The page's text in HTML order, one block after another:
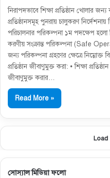
নিরাপদভাবে শিক্ষা প্রতিষ্ঠান খােলার
প্রতিষ্ঠানসমূহ পুনরায় চালুকরণ নির্দেশনায়
পরিচালনার পরিকল্পনা ১ম পদক্ষেপ হলো
করণীয় সংক্রান্ত পরিকল্পনা (Safe
জন্য পরিকল্পনা গ্রহণের ক্ষেত্রে নিম্নোক্ত
প্রতিষ্ঠান জীবাণুমুক্ত করা: • শিক্ষা
জীবাণুমুক্ত করার…
Read More »
Load
সোস্যাল মিডিয়া ফলো